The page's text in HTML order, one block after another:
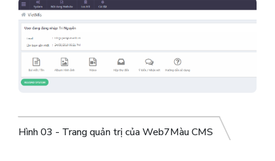
Hình 03 - Trang quản trị của Web7Màu CMS